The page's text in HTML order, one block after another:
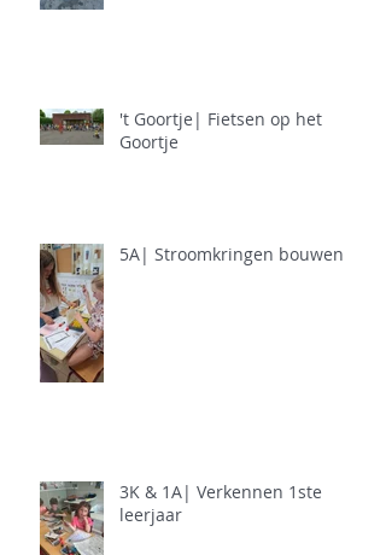
't Goortje| Fietsen op het
Goortje
5A| Stroomkringen bouwen
3K & 1A| Verkennen 1ste
leerjaar